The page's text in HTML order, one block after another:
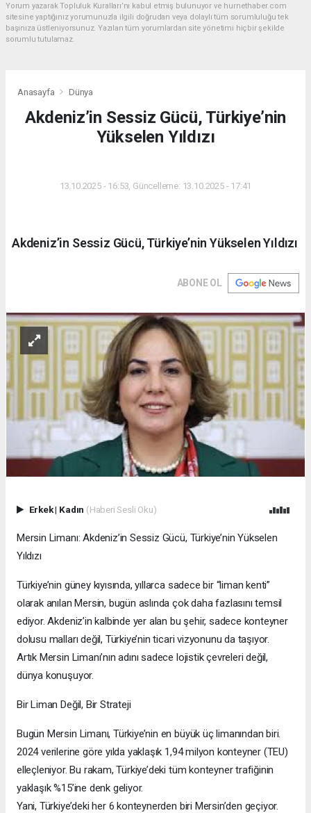
Yorum yazarak Topluluk Kuralları’nı kabul etmiş bulunuyor ve hurnethaber.com
sitesine yaptığınız yorumunuzla ilgili doğrudan veya dolaylı tüm sorumluluğu tek
başınıza üstleniyorsunuz. Yazılan tüm yorumlardan site yönetimi hiçbir şekilde
sorumlu tutulamaz.
Anasayfa Dünya
Akdeniz’in Sessiz Gücü, Türkiye’nin
Yükselen Yıldızı
13.10.2025 - 16:53, Güncelleme: 13.10.2025 - 17:41
Akdeniz’in Sessiz Gücü, Türkiye’nin Yükselen Yıldızı
ABONE OL
Erkek| Kadın (Haberi Sesli Oku)
Mersin Limanı: Akdeniz’in Sessiz Gücü, Türkiye’nin Yükselen
Yıldızı
Türkiye’nin güney kıyısında, yıllarca sadece bir “liman kenti”
olarak anılan Mersin, bugün aslında çok daha fazlasını temsil
ediyor. Akdeniz’in kalbinde yer alan bu şehir, sadece konteyner
dolusu malları değil, Türkiye’nin ticari vizyonunu da taşıyor.
Artık Mersin Limanı’nın adını sadece lojistik çevreleri değil,
dünya konuşuyor.
Bir Liman Değil, Bir Strateji
Bugün Mersin Limanı, Türkiye’nin en büyük üç limanından biri.
2024 verilerine göre yılda yaklaşık 1,94 milyon konteyner (TEU)
elleçleniyor. Bu rakam, Türkiye’deki tüm konteyner trafiğinin
yaklaşık %15’ine denk geliyor.
Yani, Türkiye’deki her 6 konteynerden biri Mersin’den geçiyor.